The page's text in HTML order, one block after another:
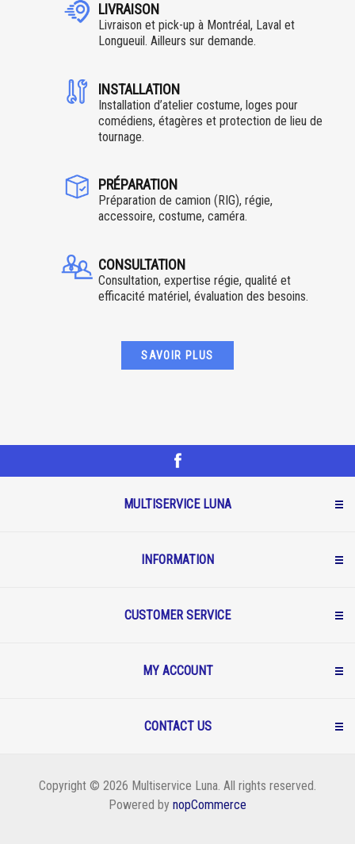
LIVRAISON
Livraison et pick-up à Montréal, Laval et
Longueuil. Ailleurs sur demande.
INSTALLATION
Installation d’atelier costume, loges pour
comédiens, étagères et protection de lieu de
tournage.
PRÉPARATION
Préparation de camion (RIG), régie,
accessoire, costume, caméra.
CONSULTATION
Consultation, expertise régie, qualité et
efficacité matériel, évaluation des besoins.
SAVOIR PLUS
MULTISERVICE LUNA
INFORMATION
CUSTOMER SERVICE
MY ACCOUNT
CONTACT US
Copyright © 2026 Multiservice Luna. All rights reserved.
Powered by nopCommerce